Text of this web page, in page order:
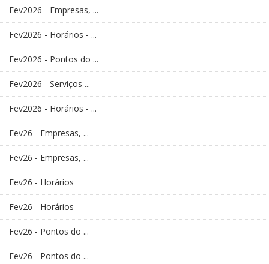
Fev2026 - Empresas, ...
Fev2026 - Horários - ...
Fev2026 - Pontos do ...
Fev2026 - Serviços ...
Fev2026 - Horários - ...
Fev26 - Empresas, ...
Fev26 - Empresas, ...
Fev26 - Horários
Fev26 - Horários
Fev26 - Pontos do ...
Fev26 - Pontos do ...